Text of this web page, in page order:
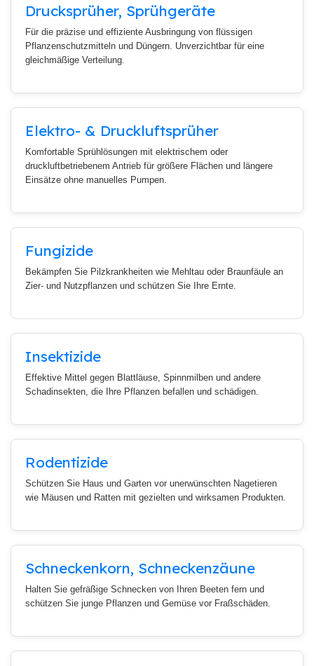
Drucksprüher, Sprühgeräte
Für die präzise und effiziente Ausbringung von flüssigen
Pflanzenschutzmitteln und Düngern. Unverzichtbar für eine
gleichmäßige Verteilung.
Elektro- & Druckluftsprüher
Komfortable Sprühlösungen mit elektrischem oder
druckluftbetriebenem Antrieb für größere Flächen und längere
Einsätze ohne manuelles Pumpen.
Fungizide
Bekämpfen Sie Pilzkrankheiten wie Mehltau oder Braunfäule an
Zier- und Nutzpflanzen und schützen Sie Ihre Ernte.
Insektizide
Effektive Mittel gegen Blattläuse, Spinnmilben und andere
Schadinsekten, die Ihre Pflanzen befallen und schädigen.
Rodentizide
Schützen Sie Haus und Garten vor unerwünschten Nagetieren
wie Mäusen und Ratten mit gezielten und wirksamen Produkten.
Schneckenkorn, Schneckenzäune
Halten Sie gefräßige Schnecken von Ihren Beeten fern und
schützen Sie junge Pflanzen und Gemüse vor Fraßschäden.